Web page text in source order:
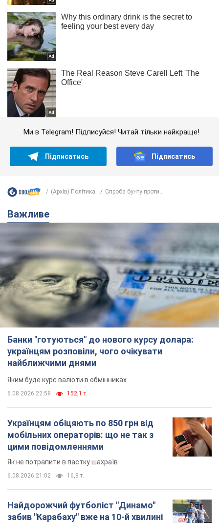
Ми в Telegram! Підписуйся! Читай тільки найкраще!
Підписатись Підписатись
(Архів) Політика Спроба бунту проти...
Важливе
Банки "готуються" до нового курсу долара:
українцям розповіли, чого очікувати
найближчими днями
Яким буде курс валюти в обмінниках
6.08.2026 22:58 152,1 т.
Українцям обіцяють по 850 грн від
мобільних операторів: що не так з
цими повідомленнями
Як не потрапити в пастку шахраїв
6.08.2026 21:02 16,8 т.
Найдорожчий футболіст "Динамо"
забив "Карабаху" вже на 10-й хвилині